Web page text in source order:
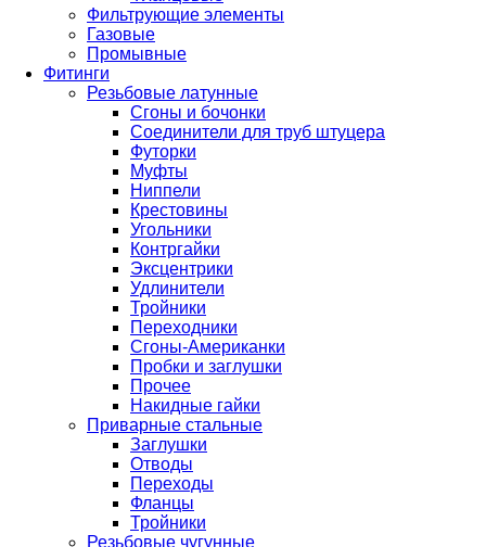
Фильтрующие элементы
Газовые
Промывные
Фитинги
Резьбовые латунные
Сгоны и бочонки
Соединители для труб штуцера
Футорки
Муфты
Ниппели
Крестовины
Угольники
Контргайки
Эксцентрики
Удлинители
Тройники
Переходники
Сгоны-Американки
Пробки и заглушки
Прочее
Накидные гайки
Приварные стальные
Заглушки
Отводы
Переходы
Фланцы
Тройники
Резьбовые чугунные